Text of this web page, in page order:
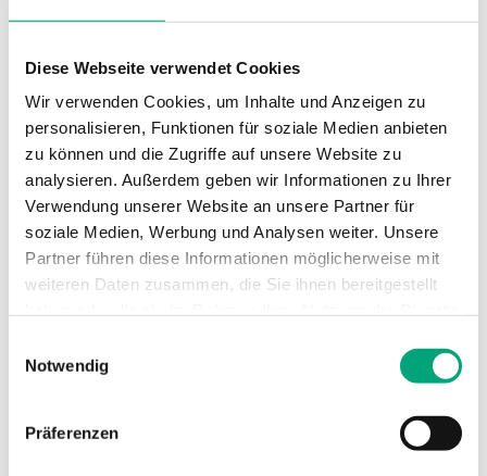
Diese Webseite verwendet Cookies
Wir verwenden Cookies, um Inhalte und Anzeigen zu
personalisieren, Funktionen für soziale Medien anbieten
zu können und die Zugriffe auf unsere Website zu
analysieren. Außerdem geben wir Informationen zu Ihrer
Verwendung unserer Website an unsere Partner für
soziale Medien, Werbung und Analysen weiter. Unsere
Partner führen diese Informationen möglicherweise mit
weiteren Daten zusammen, die Sie ihnen bereitgestellt
Notwendig
Präferenzen
Technische Daten
Technische Daten für E3-DSP – Externes
Display für EXOclever, EXOcompact,
Corrigo, Exigo HC und Optigo Ardo
Versorgungsspannung
24VDC
(24...24 V DC)
Umgebungsfeuchte
5…95 % RH